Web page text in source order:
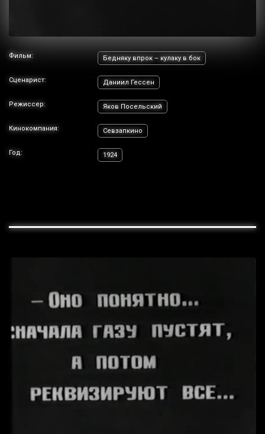
Фильм: Бедняку впрок – кулаку в бок
Сценарист: Даниил Гессен
Режиссер: Яков Посельский
Кинокомпания: Севзапкино
Год: 1924